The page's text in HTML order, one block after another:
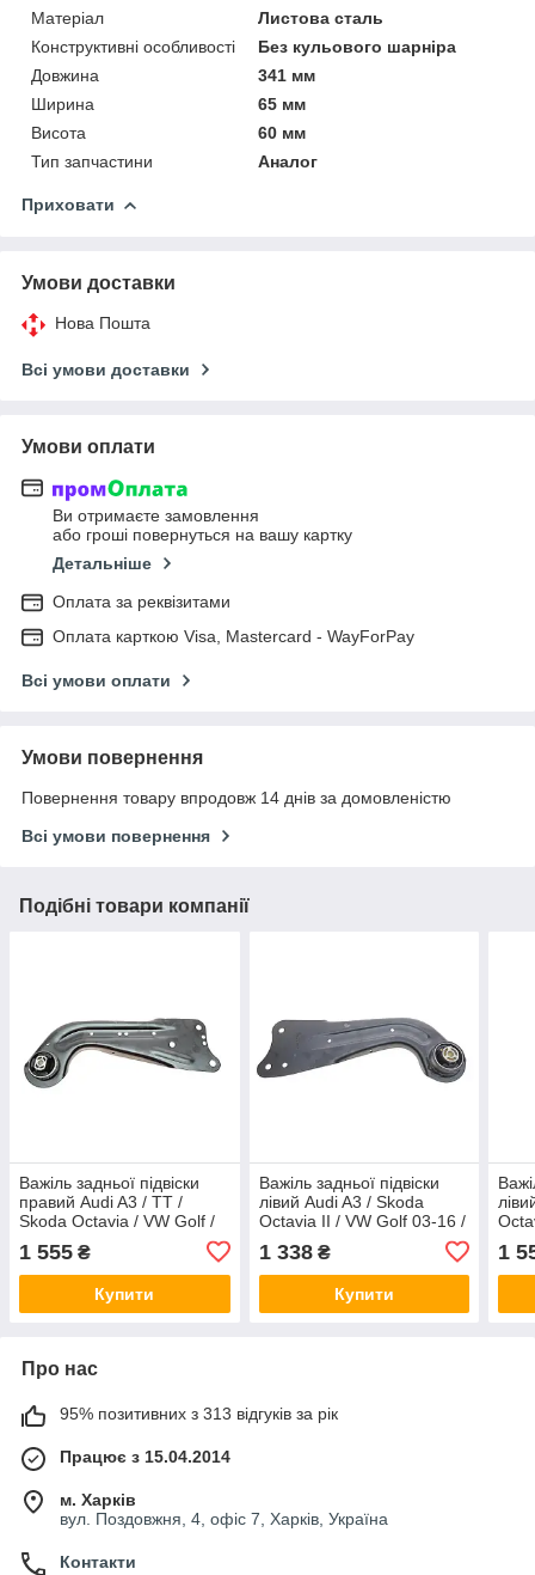
Матеріал
Листова сталь
Конструктивні особливості
Без кульового шарніра
Довжина
341 мм
Ширина
65 мм
Висота
60 мм
Тип запчастини
Аналог
Приховати
Умови доставки
Нова Пошта
Всі умови доставки
Умови оплати
Ви отримаєте замовлення
або гроші повернуться на вашу картку
Детальніше
Оплата за реквізитами
Оплата карткою Visa, Mastercard - WayForPay
Всі умови оплати
Умови повернення
Повернення товару впродовж 14 днів за домовленістю
Всі умови повернення
Подібні товари компанії
Важіль задньої підвіски
правий Audi A3 / TT /
Skoda Octavia / VW Golf /
Passat 12- Delphi TC3844
1 555 ₴
Купити
Важіль задньої підвіски
лівий Audi A3 / Skoda
Octavia II / VW Golf 03-16 /
VW Passat / Skoda SuperB
/ Yeti 10- Delphi TC3282
1 338₴
Купити
1
Про нас
95% позитивних з 313 відгуків за рік
Працює з 15.04.2014
м. Харків
вул. Поздовжня, 4, офіс 7, Харків, Україна
Контакти